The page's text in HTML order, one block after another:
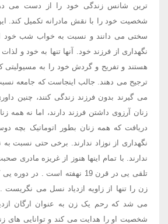
ترین شانس زندگی خود را از دست می
شخصیت خود را با نقش مادرانه تکمیل کند.
سختی می دانند و نسبت به خواب شب خود
نگهداری از فرزند خود. آنها تنها به خود و
هستند و تفریح و گردش خود را به مسیولیتی
ترجیح می دهند. جالب اینجاست که جامعه
می گیرند بدون فرزند زندگی کنند، چنین
زنان آرزوی داشتن فرزند دارند، اما نه همه
دریافت که همه زنان بطور اتوماتیک بچه
نگهداری از نوزاد ندارند. برخی حتی نسبت
ندارند. با تمام اینها هنوز از غریزه مادری
تلقی یی در قرن 19 نهفته است .
زن را تنها از زاویه ازدیاد نسل می نگریست
می شد که رحم یک زن به عنوان ارگان
شخصیت او را هدایت می کند و توانایی های